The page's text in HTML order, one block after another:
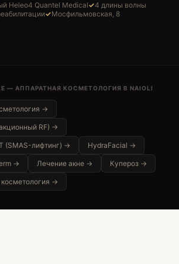
Heleo4 Quantel Medical
4 длины волны
Мосфильмовская, 8
— АППАРАТНАЯ КОСМЕТОЛОГИЯ В NAIOLI
→
RF) →
(SMAS-лифтинг) → HydraFacial →
→ Лечение акне → Купероз →
→